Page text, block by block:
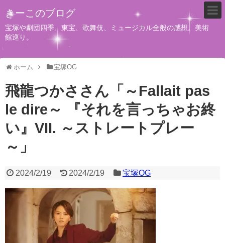
きーこのブログ
宝塚や劇団四季、東宝、歌舞伎、ミュージカル全般の感想。美術
館巡り。
ホーム 宝塚OG
飛龍つかささん「～Fallait pas
le dire～ 『それを言っちゃお終
い』VII. ～ストレートプレー
～」
2024/2/19 2024/2/19 宝塚OG